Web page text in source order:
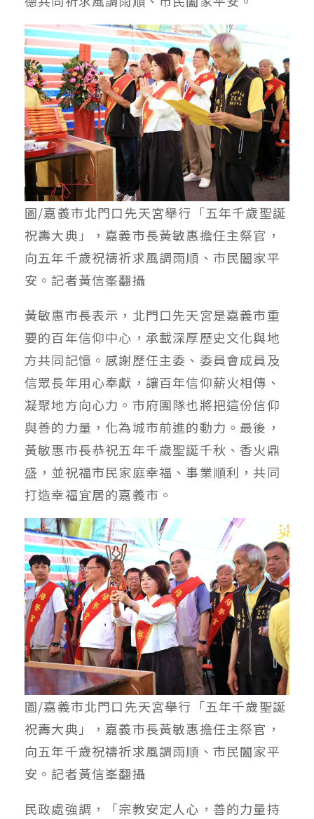
圖/嘉義市北門口先天宮舉行「五年千歲聖誕
祝壽大典」，嘉義市長黃敏惠擔任主祭官，
向五年千歲祝禱祈求風調雨順、市民闔家平
安。記者黃信峯翻攝
黃敏惠市長表示，北門口先天宮是嘉義市重
要的百年信仰中心，承載深厚歷史文化與地
方共同記憶。感謝歷任主委、委員會成員及
信眾長年用心奉獻，讓百年信仰薪火相傳、
凝聚地方向心力。市府團隊也將把這份信仰
與善的力量，化為城市前進的動力。最後，
黃敏惠市長恭祝五年千歲聖誕千秋、香火鼎
盛，並祝福市民家庭幸福、事業順利，共同
打造幸福宜居的嘉義市。
圖/嘉義市北門口先天宮舉行「五年千歲聖誕
祝壽大典」，嘉義市長黃敏惠擔任主祭官，
向五年千歲祝禱祈求風調雨順、市民闔家平
安。記者黃信峯翻攝
民政處強調，「宗教安定人心，善的力量持